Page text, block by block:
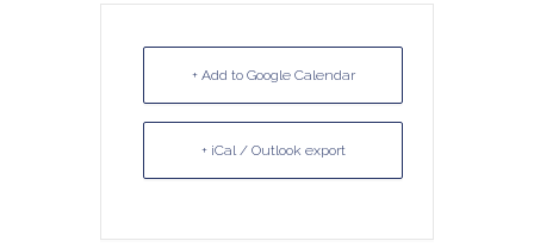
+ Add to Google Calendar
+ iCal / Outlook export